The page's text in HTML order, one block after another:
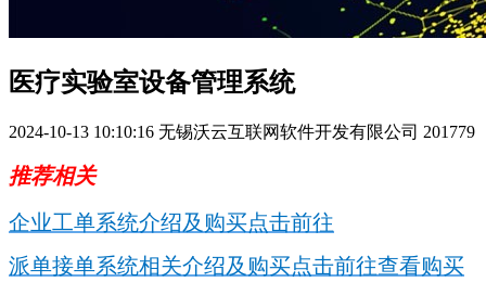
医疗实验室设备管理系统
2024-10-13 10:10:16 无锡沃云互联网软件开发有限公司 201779
推荐相关
企业工单系统介绍及购买点击前往
派单接单系统相关介绍及购买点击前往查看购买